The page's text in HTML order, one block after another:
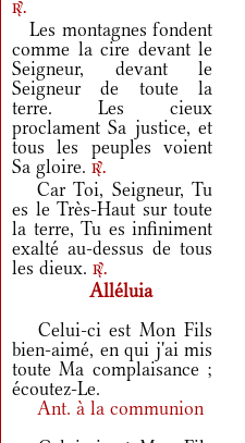
r.
Les montagnes fondent
comme la cire devant le
Seigneur, devant le
Seigneur de toute la
terre. Les cieux
proclament Sa justice, et
tous les peuples voient
Sa gloire. r.
Car Toi, Seigneur, Tu
es le Très-Haut sur toute
la terre, Tu es infiniment
exalté au-dessus de tous
les dieux. r.
Alléluia
Celui-ci est Mon Fils
bien-aimé, en qui j'ai mis
toute Ma complaisance ;
écoutez-Le.
Ant. à la communion